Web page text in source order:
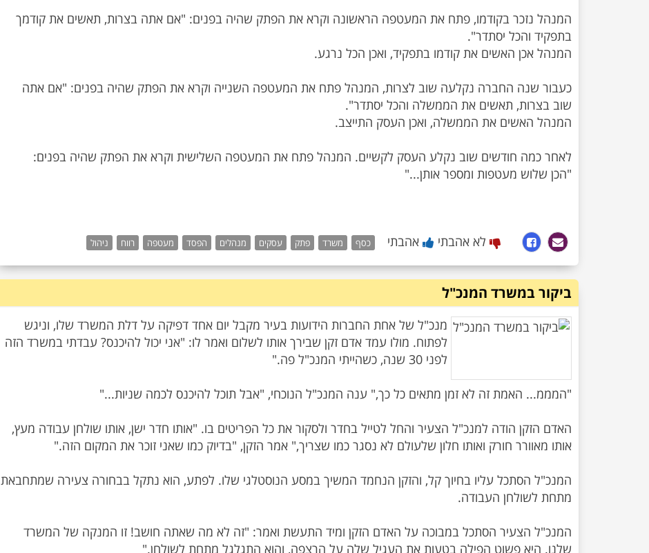
המנהל נזכר בקודמו, פתח את המעטפה הראשונה וקרא את הפתק שהיה בפנים: "אם אתה בצרות, תאשים את קודמך
כעבור שנה החברה נקלעה שוב לצרות, המנהל פתח את המעטפה השנייה וקרא את הפתק שהיה בפנים: "אם אתה
כסף משרד פתק עסקים מנהלים הפסד מעטפה רווח ניהול לא אהבתי אהבתי
ביקור במשרד המנכ"ל
מנכ"ל של אחת החברות הידועות בעיר מקבל יום אחד דפיקה על דלת המשרד שלו, וניגש
לפתוח. מולו עמד אדם זקן שבירך אותו לשלום ואמר לו: "אני יכול להיכנס? עבדתי במשרד הזה
האדם הזקן הודה למנכ"ל הצעיר והחל לטייל בחדר ולסקור את כל הפריטים בו. "אותו חדר ישן, אותו שולחן עבודה מעץ,
המנכ"ל הסתכל עליו בחיוך קל, והזקן הנחמד המשיך במסע הנוסטלגי שלו. לפתע, הוא נתקל בבחורה צעירה שמתחבאת
המנכ"ל הצעיר הסתכל במבוכה על האדם הזקן ומיד התעשת ואמר: "זה לא מה שאתה חושב! זו המנקה של המשרד